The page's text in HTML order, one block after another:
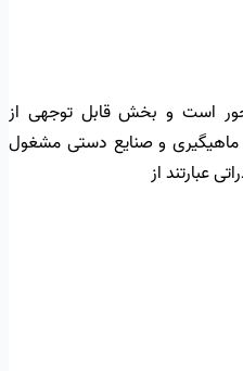
است و بخش قابل توجهی از
و صنایع دستی مشغول
عبارتند از